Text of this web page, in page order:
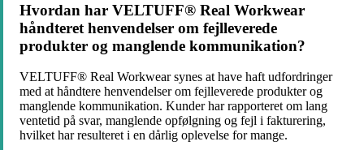
Hvordan har VELTUFF® Real Workwear
håndteret henvendelser om fejlleverede
produkter og manglende kommunikation?
VELTUFF® Real Workwear synes at have haft udfordringer
med at håndtere henvendelser om fejlleverede produkter og
manglende kommunikation. Kunder har rapporteret om lang
ventetid på svar, manglende opfølgning og fejl i fakturering,
hvilket har resulteret i en dårlig oplevelse for mange.